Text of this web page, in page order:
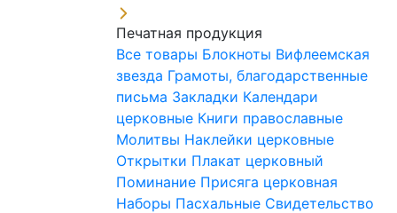
Печатная продукция
Все товары Блокноты Вифлеемская
звезда Грамоты, благодарственные
письма Закладки Календари
церковные Книги православные
Молитвы Наклейки церковные
Открытки Плакат церковный
Поминание Присяга церковная
Наборы Пасхальные Свидетельство